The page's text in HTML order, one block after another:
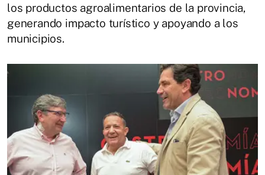
los productos agroalimentarios de la provincia,
generando impacto turístico y apoyando a los
municipios.